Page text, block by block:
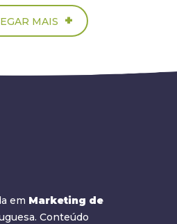
MAIS +
em Marketing de
Conteúdo